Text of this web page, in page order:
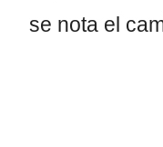
se nota el